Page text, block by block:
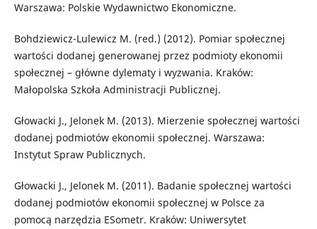
Warszawa: Polskie Wydawnictwo Ekonomiczne.
Bohdziewicz-Lulewicz M. (red.) (2012). Pomiar społecznej
wartości dodanej generowanej przez podmioty ekonomii
społecznej – główne dylematy i wyzwania. Kraków:
Małopolska Szkoła Administracji Publicznej.
Głowacki J., Jelonek M. (2013). Mierzenie społecznej wartości
dodanej podmiotów ekonomii społecznej. Warszawa:
Instytut Spraw Publicznych.
Głowacki J., Jelonek M. (2011). Badanie społecznej wartości
dodanej podmiotów ekonomii społecznej w Polsce za
pomocą narzędzia ESometr. Kraków: Uniwersytet